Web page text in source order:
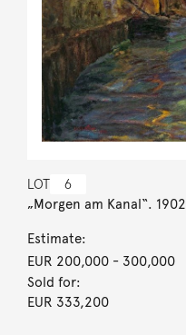
LOT 6
„Morgen am Kanal“. 1902
Estimate:
EUR 200,000- 300,000
Sold for:
EUR 333,200